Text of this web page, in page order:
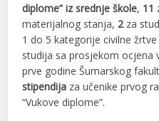
diplome” iz srednje škole, 11
materijalnog stanja, 2za
1 do 5 kategorije civilne
studija sa prosjekom ocjena
prve godine Šumarskog
stipendija za učenike prvog
“Vukove diplome”.